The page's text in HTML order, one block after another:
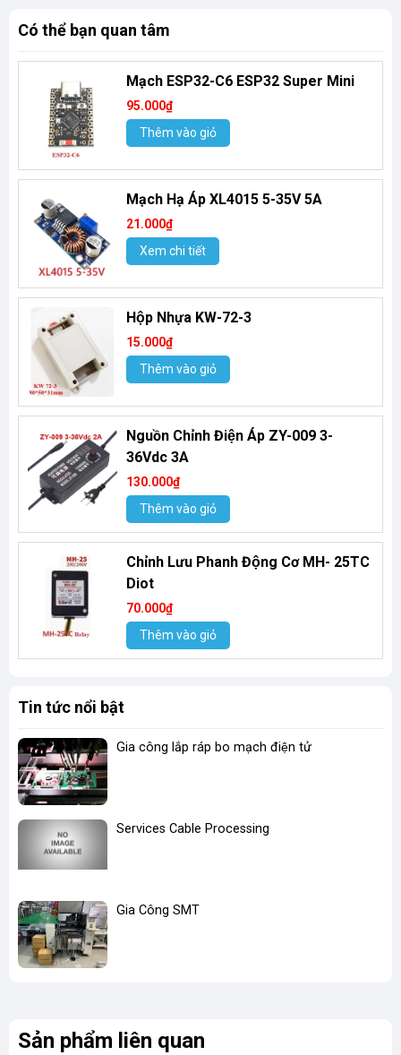
Có thể bạn quan tâm
Mạch ESP32-C6 ESP32 Super Mini
95.000₫
Thêm vào giỏ
Mạch Hạ Áp XL4015 5-35V 5A
21.000₫
Xem chi tiết
Hộp Nhựa KW-72-3
15.000₫
Thêm vào giỏ
Nguồn Chỉnh Điện Áp ZY-009 3-
36Vdc 3A
130.000₫
Thêm vào giỏ
Chỉnh Lưu Phanh Động Cơ MH- 25TC
Diot
70.000₫
Thêm vào giỏ
Tin tức nổi bật
Gia công lắp ráp bo mạch điện tử
Services Cable Processing
Gia Công SMT
Sản phẩm liên quan